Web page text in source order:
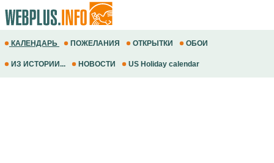
КАЛЕНДАРЬ ПОЖЕЛАНИЯ ОТКРЫТКИ ОБОИ
ИЗ ИСТОРИИ... НОВОСТИ US Holiday calendar